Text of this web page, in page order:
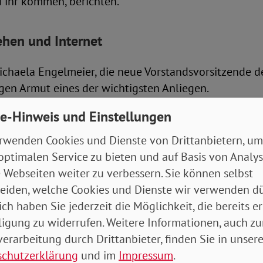
und Internet
Engelmeier, die neue Vorstandsvorsitzende
Armut eines der wichtigsten Anliegen.
28. September bei SoVD.TV zum Thema:
Sendung wird ab 13 Uhr live im
und Facebookseite des SoVD sowie im SoVD-
SoVD.TV am 28. September
Hinweis und Einstellungen
Cookies und Dienste von Drittanbietern,
Service zu bieten und auf Basis von
Webseiten weiter zu verbessern. Sie können selbst
welche Cookies und Dienste wir verwenden
haben Sie jederzeit die Möglichkeit, die bereits
zu widerrufen. Weitere Informationen, auch
durch Drittanbieter, finden Sie in
und im Impressum.